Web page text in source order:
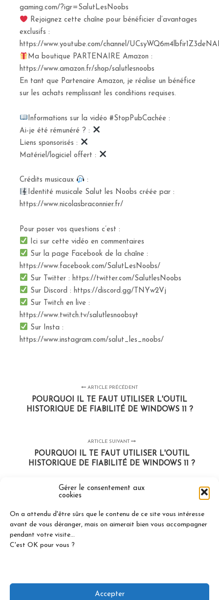
Gérer le consentement aux
cookies
On a attendu d'être sûrs que le contenu de ce site vous intéresse
avant de vous déranger, mais on aimerait bien vous accompagner
pendant votre visite...
C'est OK pour vous ?
Accepter
gaming.com/?igr=SalutLesNoobs
Rejoignez cette chaîne pour bénéficier d’avantages
exclusifs :
https://www.youtube.com/channel/
Ma boutique PARTENAIRE Amazon :
https://www.amazon.fr/shop/salutlesnoobs
En tant que Partenaire Amazon, je réalise un bénéfice
sur les achats remplissant les conditions requises.
Informations sur la vidéo #StopPubCachée :
Ai-je été rémunéré ? :
Liens sponsorisés :
Matériel/logiciel offert :
Crédits musicaux
:
Identité musicale Salut les Noobs créée par :
https://www.nicolasbraconnier.fr/
Pour poser vos questions c’est :
Ici sur cette vidéo en commentaires
Sur la page Facebook de la chaîne :
https://www.facebook.com/SalutLesNoobs/
Sur Twitter : https://twitter.com/SalutlesNoobs
Sur Discord : https://discord.gg/TNYw2Vj
Sur Twitch en live :
https://www.twitch.tv/salutlesnoobsyt
Sur Insta :
https://www.instagram.com/salut_les_noobs/
ARTICLE PRÉCÉDENT
POURQUOI IL TE FAUT UTILISER L'OUTIL
HISTORIQUE DE FIABILITÉ DE WINDOWS 11 ?
ARTICLE SUIVANT
POURQUOI IL TE FAUT UTILISER L'OUTIL
HISTORIQUE DE FIABILITÉ DE WINDOWS 11 ?
LAISSER UN COMMENTAIRE